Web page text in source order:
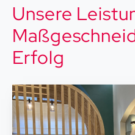
Unsere
Erfolg